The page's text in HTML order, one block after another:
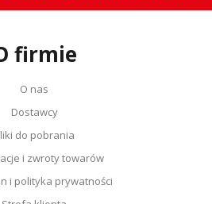
firmie
O nas
Dostawcy
do pobrania
i zwroty towarów
i polityka prywatności